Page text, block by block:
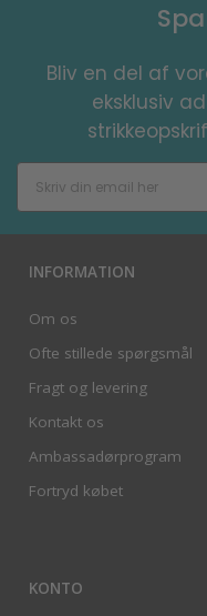
Bliv en del af
eksklusiv
INFORMATION
Om os
Ofte stillede spørgsmål
Fragt og levering
Kontakt os
Ambassadørprogram
Fortryd købet
KONTO